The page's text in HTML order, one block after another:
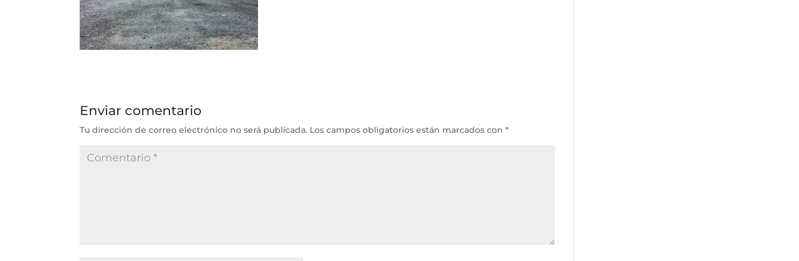
Enviar comentario
Tu dirección de correo electrónico no será publicada. Los campos obligatorios están marcados con*